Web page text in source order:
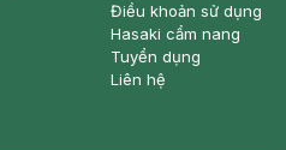
Điều khoản sử dụng
Hasaki cẩm nang
Tuyển dụng
Liên hệ